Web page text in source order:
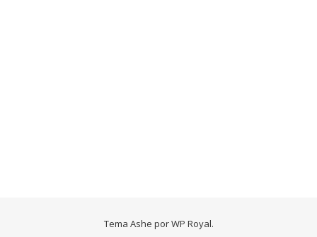
Tema Ashe porWP Royal.